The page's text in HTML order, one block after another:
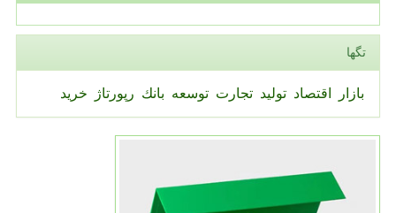
تگها
بازار اقتصاد تولید تجارت توسعه بانك رپورتاژ خرید